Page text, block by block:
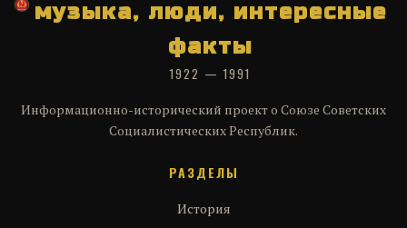
музыка, люди, интересные
факты
1922 — 1991
Информационно-исторический проект о Союзе Советских
Социалистических Республик.
РАЗДЕЛЫ
История